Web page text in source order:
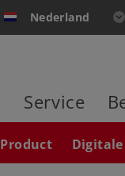
Nederland
Service
Product